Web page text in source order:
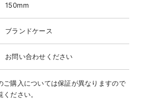
150mm
ブランドケース
お問い合わせください
ご購入については保証が異なりますので
ください。